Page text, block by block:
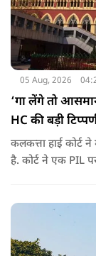
05 Aug, 2026
‘गा लेंगे तो
HC की बड़ी
कलकत्ता हाई कोर्ट
है. कोर्ट ने एक PIL